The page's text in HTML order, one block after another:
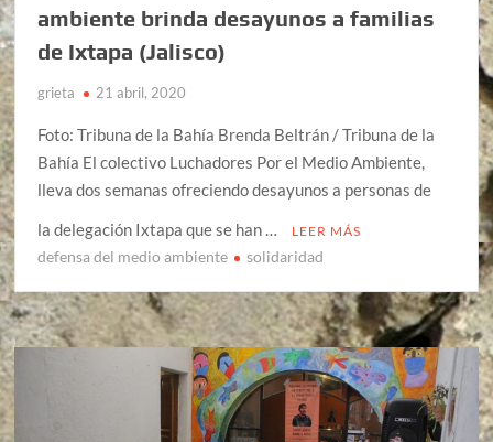
ambiente brinda desayunos a familias
de Ixtapa (Jalisco)
grieta 21 abril, 2020
Foto: Tribuna de la Bahía Brenda Beltrán / Tribuna de la
Bahía El colectivo Luchadores Por el Medio Ambiente,
lleva dos semanas ofreciendo desayunos a personas de
la delegación Ixtapa que se han …
LEER MÁS
defensa del medio ambiente solidaridad